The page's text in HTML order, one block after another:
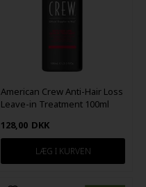
American Crew Anti-Hair Loss
Leave-in Treatment 100ml
128,00 DKK